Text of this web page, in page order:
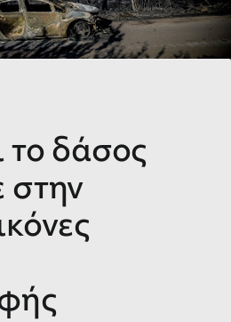
το δάσος
στην